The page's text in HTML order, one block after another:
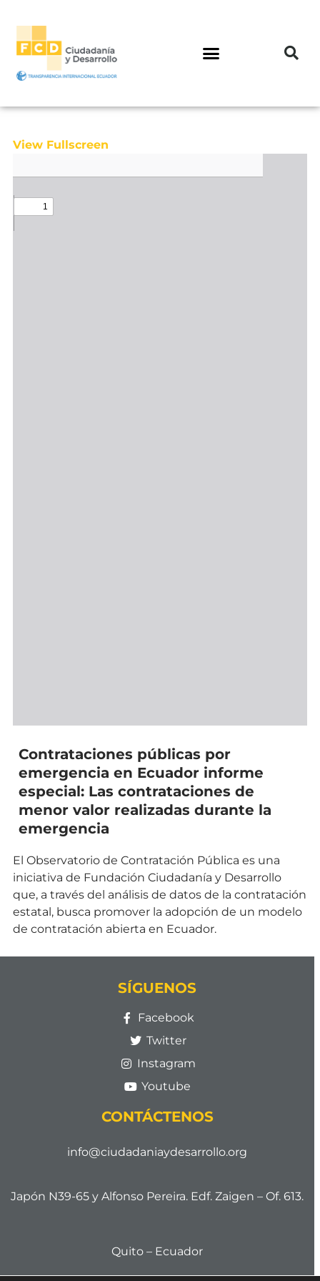
View Fullscreen
Contrataciones públicas por
emergencia en Ecuador informe
especial: Las contrataciones de
menor valor realizadas durante la
emergencia
El Observatorio de Contratación Pública es una
iniciativa de Fundación Ciudadanía y Desarrollo
que, a través del análisis de datos de la contratación
estatal, busca promover la adopción de un modelo
de contratación abierta en Ecuador.
SÍGUENOS
Facebook
Twitter
Instagram
Youtube
CONTÁCTENOS
info@ciudadaniaydesarrollo.org
Japón N39-65 y Alfonso Pereira. Edf. Zaigen – Of. 613.
Quito – Ecuador